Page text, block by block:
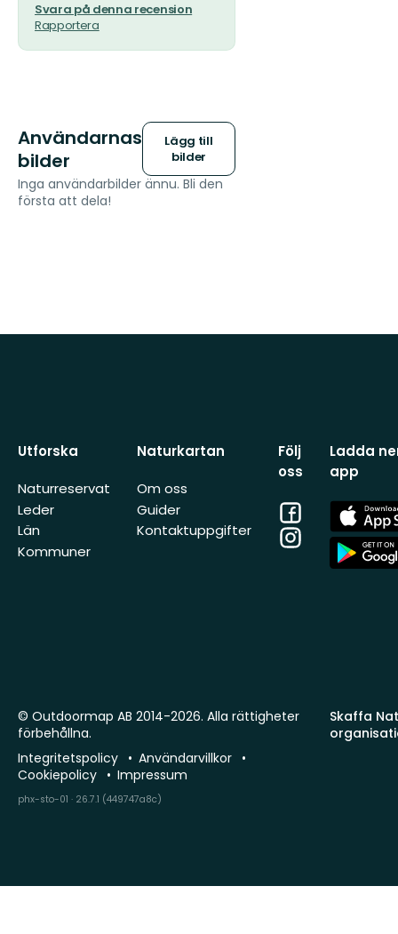
Svara på denna recension
Rapportera
Användarnas
bilder
Lägg till
bilder
Inga användarbilder ännu. Bli den
första att dela!
Utforska
Naturreservat
Leder
Län
Kommuner
Naturkartan
Om oss
Guider
Kontaktuppgifter
Följ
oss
Facebook
Instagram
Ladda
app
App
Store
App
Store
Skaffa
© Outdoormap AB 2014-2026. Alla rättigheter
förbehållna.
Integritetspolicy
Användarvillkor
Cookiepolicy
Impressum
phx-sto-01 · 26.7.1 (449747a8c)